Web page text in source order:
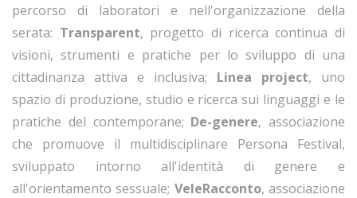
percorso di laboratori e nell'organizzazione della
serata: Transparent, progetto di ricerca continua di
visioni, strumenti e pratiche per lo sviluppo di una
cittadinanza attiva e inclusiva; Linea project, uno
spazio di produzione, studio e ricerca sui linguaggi e le
pratiche del contemporane; De-genere, associazione
che promuove il multidisciplinare Persona Festival,
sviluppato intorno all'identità di genere e
all'orientamento sessuale; VeleRacconto, associazione